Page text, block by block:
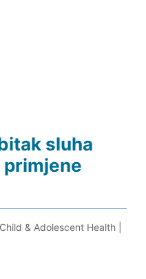
sluha
& Adolescent Health|